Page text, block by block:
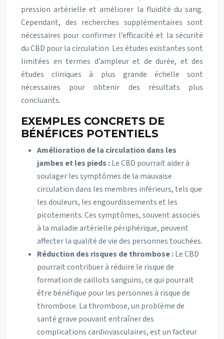
pression artérielle et améliorer la fluidité du sang.
Cependant, des recherches supplémentaires sont
nécessaires pour confirmer l’efficacité et la sécurité
du CBD pour la circulation. Les études existantes sont
limitées en termes d’ampleur et de durée, et des
études cliniques à plus grande échelle sont
nécessaires pour obtenir des résultats plus
concluants.
EXEMPLES CONCRETS DE
BÉNÉFICES POTENTIELS
Amélioration de la circulation dans les
jambes et les pieds :Le CBD pourrait aider à
soulager les symptômes de la mauvaise
circulation dans les membres inférieurs, tels que
les douleurs, les engourdissements et les
picotements. Ces symptômes, souvent associés
à la maladie artérielle périphérique, peuvent
affecter la qualité de vie des personnes touchées.
Réduction des risques de thrombose :Le CBD
pourrait contribuer à réduire le risque de
formation de caillots sanguins, ce qui pourrait
être bénéfique pour les personnes à risque de
thrombose. La thrombose, un problème de
santé grave pouvant entraîner des
complications cardiovasculaires, est un facteur